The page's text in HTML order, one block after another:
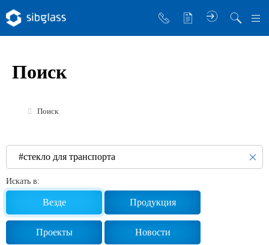
Управляющая компания
Инженер Стеклов
История компании
Политика в области качества
Работа в Sibglass
Поиск
Поиск
Искать в:
Везде Продукция
Проекты Новости